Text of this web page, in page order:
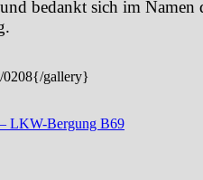
bedankt sich im Namen
0208{/gallery}
LKW-Bergung B69